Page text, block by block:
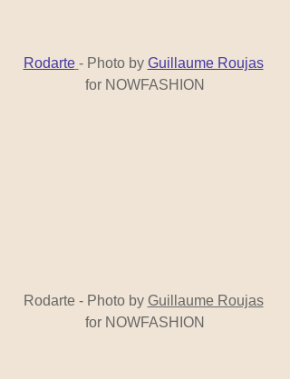
Rodarte - Photo by Guillaume Roujas
for NOWFASHION
Rodarte - Photo by Guillaume Roujas
for NOWFASHION